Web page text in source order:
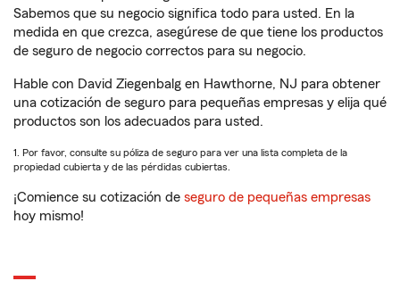
Sabemos que su negocio significa todo para usted. En la
medida en que crezca, asegúrese de que tiene los productos
de seguro de negocio correctos para su negocio.
Hable con David Ziegenbalg en Hawthorne, NJ para obtener
una cotización de seguro para pequeñas empresas y elija qué
productos son los adecuados para usted.
1. Por favor, consulte su póliza de seguro para ver una lista completa de la
propiedad cubierta y de las pérdidas cubiertas.
¡Comience su cotización de seguro de pequeñas empresas
hoy mismo!